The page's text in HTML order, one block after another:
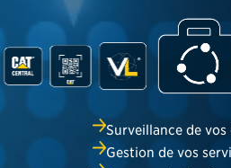
Surveillance de
Commande de
Simplification des